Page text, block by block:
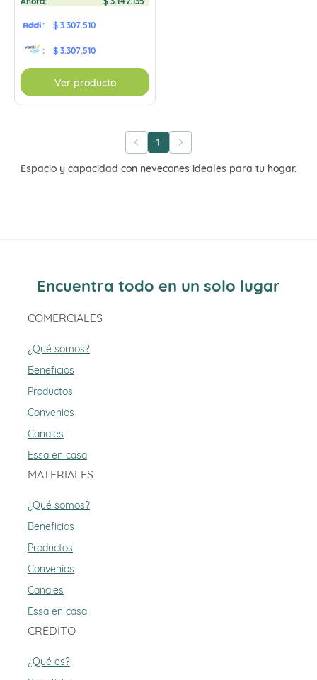
: $ 3.307.510
: $ 3.307.510
Ver producto
1
Espacio y capacidad con nevecones ideales para tu hogar.
Encuentra todo en un solo lugar
COMERCIALES
¿Qué somos?
Beneficios
Productos
Convenios
Canales
Essa en casa
MATERIALES
¿Qué somos?
Beneficios
Productos
Convenios
Canales
Essa en casa
CRÉDITO
¿Qué es?